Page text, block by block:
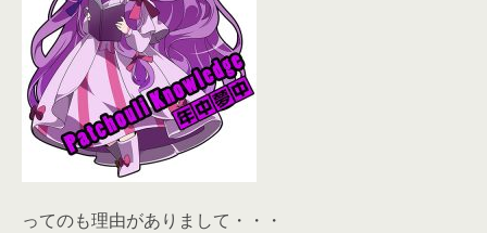
ってのも理由がありまして・・・